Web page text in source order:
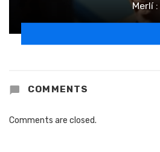
Merlí
COMMENTS
Comments are closed.